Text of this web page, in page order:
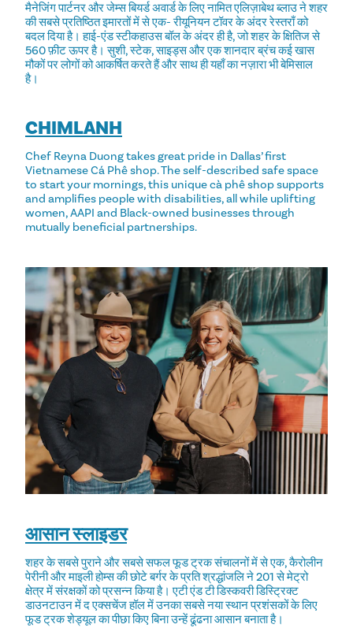
मैनेजिंग पार्टनर और जेम्स बियर्ड अवार्ड के लिए नामित एलिज़ाबेथ ब्लाउ ने शहर
की सबसे प्रतिष्ठित इमारतों में से एक- रीयूनियन टॉवर के अंदर रेस्तराँ को
बदल दिया है। हाई-एंड स्टीकहाउस बॉल के अंदर ही है, जो शहर के क्षितिज से
560 फ़ीट ऊपर है। सुशी, स्टेक, साइड्स और एक शानदार ब्रंच कई खास
मौकों पर लोगों को आकर्षित करते हैं और साथ ही यहाँ का नज़ारा भी बेमिसाल
है।
CHIMLANH
Chef Reyna Duong takes great pride in Dallas’ first
Vietnamese Cá Phê shop. The self-described safe space
to start your mornings, this unique cà phê shop supports
and amplifies people with disabilities, all while uplifting
women, AAPI and Black-owned businesses through
mutually beneficial partnerships.
आसान स्लाइडर
शहर के सबसे पुराने और सबसे सफल फूड ट्रक संचालनों में से एक, कैरोलीन
पेरीनी और माइली होम्स की छोटे बर्गर के प्रति श्रद्धांजलि ने 201 से मेट्रो
क्षेत्र में संरक्षकों को प्रसन्न किया है। एटी एंड टी डिस्कवरी डिस्ट्रिक्ट
डाउनटाउन में द एक्सचेंज हॉल में उनका सबसे नया स्थान प्रशंसकों के लिए
फूड ट्रक शेड्यूल का पीछा किए बिना उन्हें ढूंढना आसान बनाता है।